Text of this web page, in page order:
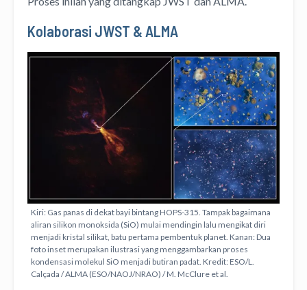
Kolaborasi JWST & ALMA
Kiri: Gas panas di dekat bayi bintang HOPS-315. Tampak bagaimana
aliran silikon monoksida (SiO) mulai mendingin lalu mengikat diri
menjadi kristal silikat, batu pertama pembentuk planet. Kanan: Dua
foto inset merupakan ilustrasi yang menggambarkan proses
kondensasi molekul SiO menjadi butiran padat. Kredit: ESO/L.
Calçada / ALMA (ESO/NAOJ/NRAO) / M. McClure et al.